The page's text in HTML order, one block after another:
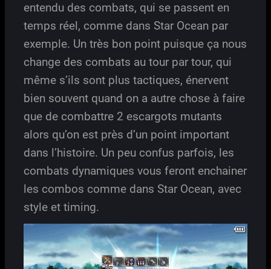
entendu des combats, qui se passent en
temps réel, comme dans Star Ocean par
exemple. Un très bon point puisque ça nous
change des combats au tour par tour, qui
même s’ils sont plus tactiques, énervent
bien souvent quand on a autre chose à faire
que de combattre 2 escargots mutants
alors qu’on est près d’un point important
dans l’histoire. Un peu confus parfois, les
combats dynamiques vous feront enchainer
les combos comme dans Star Ocean, avec
style et timing.